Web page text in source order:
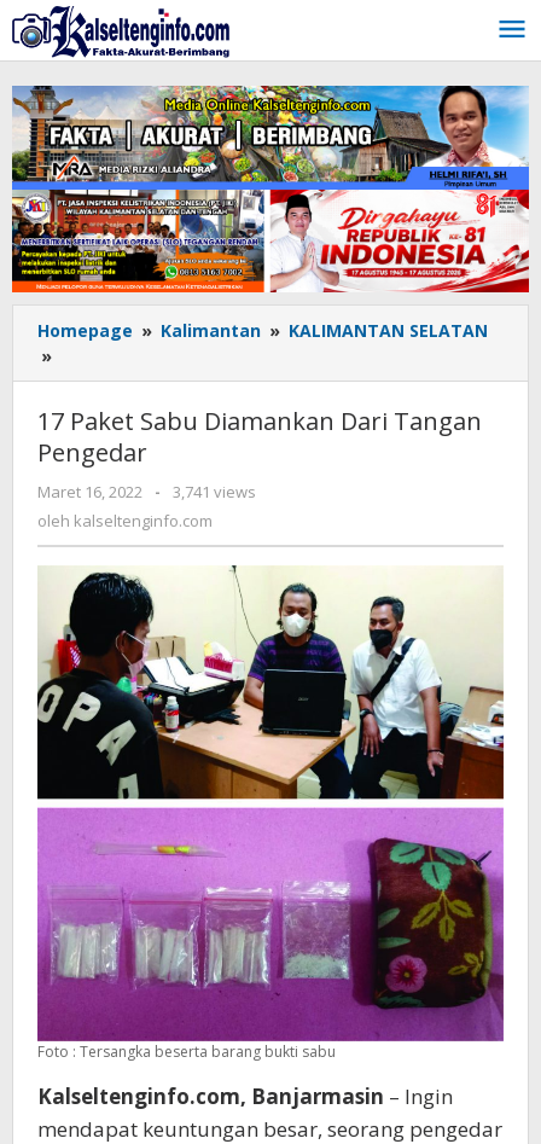
Lewati
ke
konten
Homepage » Kalimantan » KALIMANTAN SELATAN
»
Paket
Diamankan
Dari
Tangan
Pengedar
17 Paket Sabu Diamankan Dari Tangan
Pengedar
Maret 16, 2022
oleh
kalseltenginfo.com
-
3,741 views
oleh kalseltenginfo.com
Foto : Tersangka beserta barang bukti sabu
Kalseltenginfo.com, Banjarmasin – Ingin
mendapat keuntungan besar, seorang pengedar